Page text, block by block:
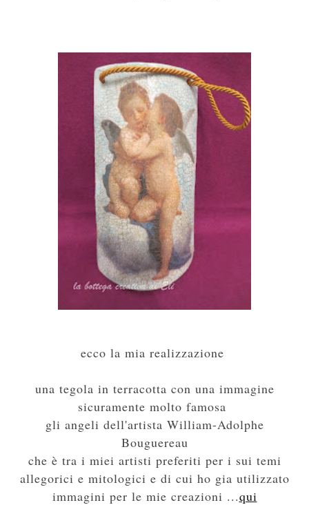
ecco la mia realizzazione
una tegola in terracotta con una immagine
sicuramente molto famosa
gli angeli dell'artista William-Adolphe
Bouguereau
che è tra i miei artisti preferiti per i sui temi
allegorici e mitologici e di cui ho gia utilizzato
immagini per le mie creazioni ...qui